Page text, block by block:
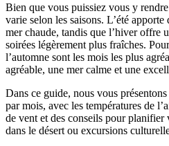
Bien que vous puissiez vous y
varie selon les saisons. L’été apporte
mer chaude, tandis que l’hiver offre
soirées légèrement plus fraîches.
l’automne sont les mois les plus
agréable, une mer calme et une
Dans ce guide, nous vous
par mois, avec les températures de
de vent et des conseils pour planifier
dans le désert ou excursions